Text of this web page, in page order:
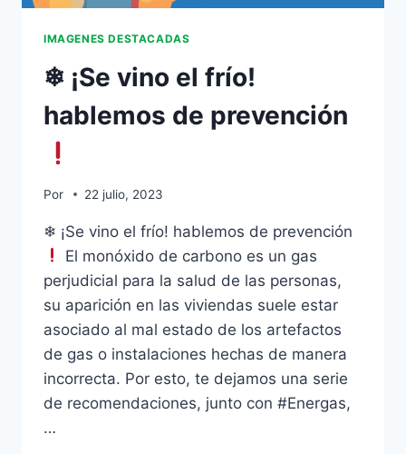
IMAGENES DESTACADAS
❄ ¡Se vino el frío!
hablemos de prevención
Por 22 julio, 2023
❄ ¡Se vino el frío! hablemos de prevención
El monóxido de carbono es un gas
perjudicial para la salud de las personas,
su aparición en las viviendas suele estar
asociado al mal estado de los artefactos
de gas o instalaciones hechas de manera
incorrecta. Por esto, te dejamos una serie
de recomendaciones, junto con #Energas,
…